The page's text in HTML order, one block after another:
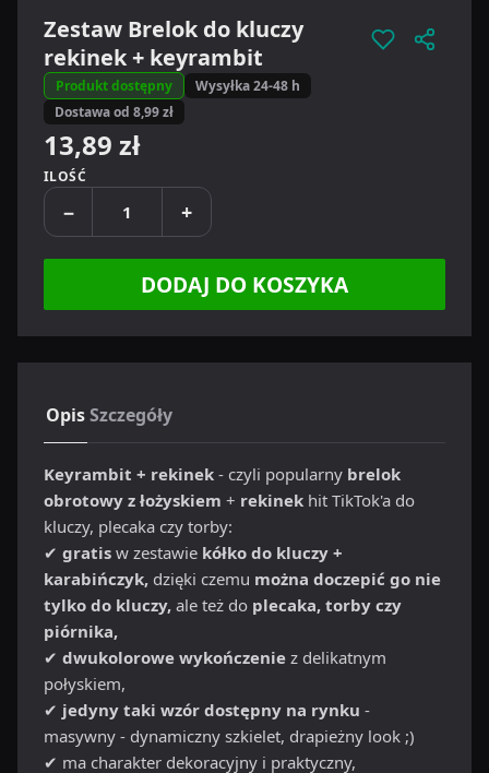
Zestaw Brelok do kluczy
rekinek + keyrambit
Produkt dostępny
Wysyłka 24-48 h
Dostawa od 8,99 zł
13,89 zł
ILOŚĆ
− +
DODAJ DO KOSZYKA
OpisSzczegóły
Keyrambit + rekinek - czyli popularny brelok
obrotowy z łożyskiem + rekinek hit TikTok'a do
kluczy, plecaka czy torby:
✔ gratis w zestawie kółko do kluczy +
karabińczyk, dzięki czemu można doczepić go nie
tylko do kluczy, ale też do plecaka, torby czy
piórnika,
✔ dwukolorowe wykończenie z delikatnym
połyskiem,
✔ jedyny taki wzór dostępny na rynku -
masywny - dynamiczny szkielet, drapieżny look ;)
✔ ma charakter dekoracyjny i praktyczny,